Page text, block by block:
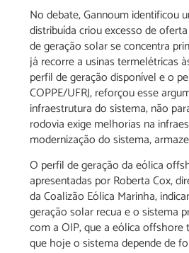
No debate, Gannoum identificou
distribuída criou excesso de
de geração solar se concentra
já recorre a usinas termelétricas
perfil de geração disponível e o
COPPE/UFRJ, reforçou esse
infraestrutura do sistema, não
rodovia exige melhorias na
modernização do sistema,
O perfil de geração da eólica
apresentadas por Roberta Cox,
da Coalizão Eólica Marinha,
geração solar recua e o sistema
com a OIP, que a eólica offshore
que hoje o sistema depende de